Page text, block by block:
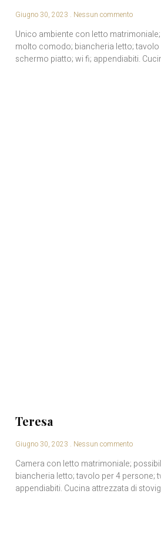
Giugno 30, 2023 Nessun commento
Unico ambiente con letto
molto comodo; biancheria letto; tavolo
schermo piatto; wi fi; appendiabiti.
Teresa
Giugno 30, 2023 Nessun commento
Camera con letto matrimoniale;
biancheria letto; tavolo per 4 persone;
appendiabiti. Cucina attrezzata di